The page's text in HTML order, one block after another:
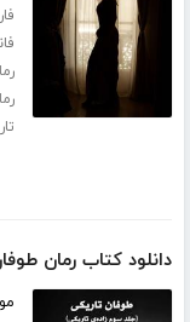
دانلود کتاب رمان